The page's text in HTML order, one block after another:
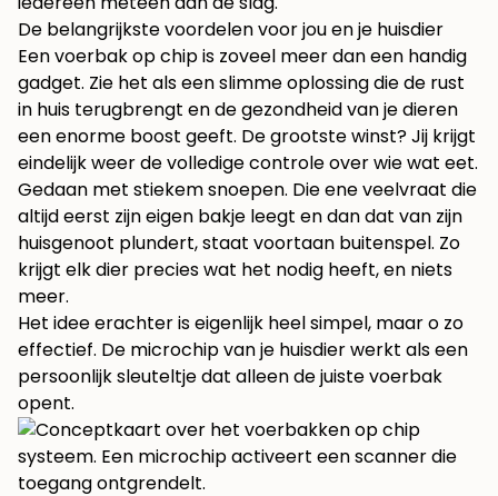
De belangrijkste voordelen voor jou en je huisdier
Een voerbak op chip is zoveel meer dan een handig
gadget. Zie het als een slimme oplossing die de rust
in huis terugbrengt en de gezondheid van je dieren
een enorme boost geeft. De grootste winst? Jij krijgt
eindelijk weer de volledige controle over wie wat eet.
Gedaan met stiekem snoepen. Die ene veelvraat die
altijd eerst zijn eigen bakje leegt en dan dat van zijn
huisgenoot plundert, staat voortaan buitenspel. Zo
krijgt elk dier precies wat het nodig heeft, en niets
meer.
Het idee erachter is eigenlijk heel simpel, maar o zo
effectief. De microchip van je huisdier werkt als een
persoonlijk sleuteltje dat alleen de juiste voerbak
opent.